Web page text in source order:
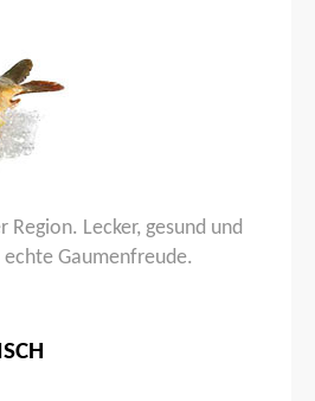
Region. Lecker, gesund und
Gaumenfreude.